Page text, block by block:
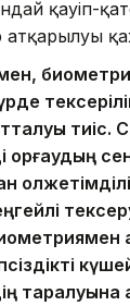
қауіп-
атқарылуы
тиіс.
таралуына